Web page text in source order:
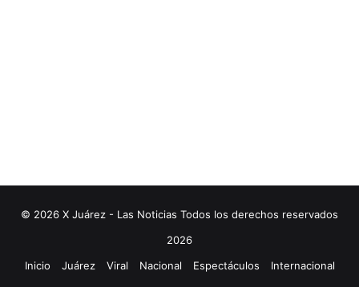
© 2026 X Juárez - Las Noticias Todos los derechos reservados
2026
Inicio
Juárez Viral Nacional Espectáculos
Internacional